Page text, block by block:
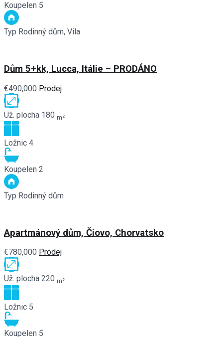
Koupelen 5
Typ Rodinný dům, Vila
Dům 5+kk, Lucca, Itálie – PRODÁNO
€490,000 Prodej
Už. plocha 180 m²
Ložnic 4
Koupelen 2
Typ Rodinný dům
Apartmánový dům, Čiovo, Chorvatsko
€780,000 Prodej
Už. plocha 220 m²
Ložnic 5
Koupelen 5